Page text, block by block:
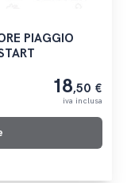
PIAGGIO
18,50 €
iva inclusa